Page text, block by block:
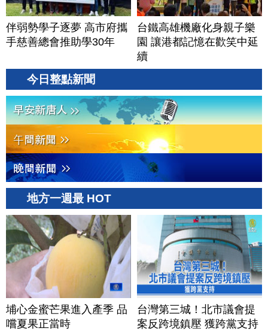
伴弱勢學子逐夢 高市府攜
手慈善總會推助學30年
台鐵高雄機廠化身親子樂
園 讓港都記憶在歡笑中延
續
今日整點新聞
地方一週最 HOT
埔心金蜜芒果進入產季 品
嚐夏果正當時
台灣第三城！北市議會提
案反跨境鎮壓 獲跨黨支持